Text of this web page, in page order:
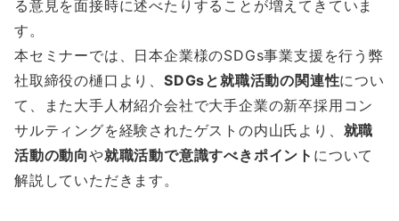
る意見を面接時に述べたりすることが増えてきていま
す。
本セミナーでは、日本企業様のSDGs事業支援を行う弊
社取締役の樋口より、 SDGsと就職活動の関連性につい
て、また大手人材紹介会社で大手企業の新卒採用コン
サルティングを経験されたゲストの内山氏より、 就職
活動の動向や就職活動で意識すべきポイント について
解説していただきます。